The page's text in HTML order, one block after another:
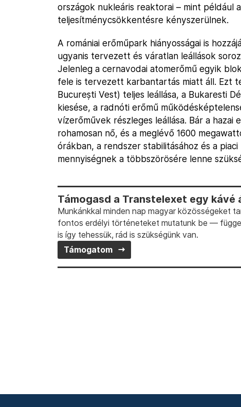
országok nukleáris reaktorai – mint például
teljesítménycsökkentésre kényszerülnek.
A romániai erőműpark hiányosságai is
ugyanis tervezett és váratlan leállások
Jelenleg a cernavodai atomerőmű egyik
fele is tervezett karbantartás miatt áll. Ezt
București Vest) teljes leállása, a Bukaresti
kiesése, a radnóti erőmű
vízerőművek részleges leállása. Bár a
rohamosan nő, és a meglévő 1600
órákban, a rendszer stabilitásához és a
mennyiségnek a többszörösére lenne
Támogasd a Transtelexet egy kávé
Munkánkkal minden nap magyar közösségeket
fontos erdélyi történeteket mutatunk be —
is így tehessük, rád is szükségünk van.
Támogatom